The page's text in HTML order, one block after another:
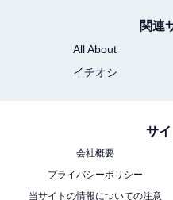
関連
All About
イチオシ
サ
会社概要
プライバシーポリシー
当サイトの情報についての注意